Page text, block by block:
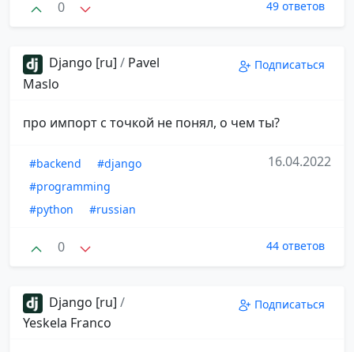
0 49 ответов
Django [ru] / Pavel
Maslo
Подписаться
про импорт с точкой не понял, о чем ты?
#backend
#django
#programming
#python
#russian
16.04.2022
0 44 ответов
Django [ru] /
Yeskela Franco
Подписаться